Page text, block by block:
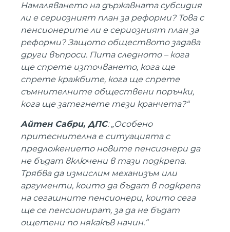
Намаляването на държавната субсидия
ли е сериозният план за реформи? Това с
пенсионерите ли е сериозният план за
реформи? Защото обществото задава
други въпроси. Пита следното – кога
ще спрете източването, кога ще
спрете кражбите, кога ще спрете
съмнителните обществени поръчки,
кога ще затегнете тези кранчета?“
Айтен Сабри, ДПС: „Особено
притеснителна е ситуацията с
предложението новите пенсионери да
не бъдат включени в тази подкрепа.
Трябва да измислим механизъм или
аргументи, които да бъдат в подкрепа
на сегашните пенсионери, които сега
ще се пенсионират, за да не бъдат
ощетени по някакъв начин.“